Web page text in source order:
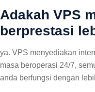
Adakah VPS
berprestasi
ya. VPS menyediakan
masa beroperasi 24/7,
anda berfungsi dengan